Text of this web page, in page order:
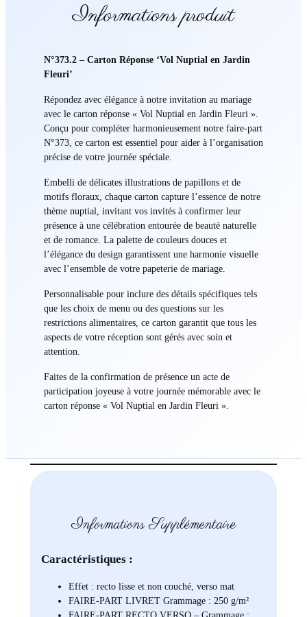
Informations produit
N°373.2 – Carton Réponse ‘Vol Nuptial en Jardin
Fleuri’
Répondez avec élégance à notre invitation au mariage
avec le carton réponse « Vol Nuptial en Jardin Fleuri ».
Conçu pour compléter harmonieusement notre faire-part
N°373, ce carton est essentiel pour aider à l’organisation
précise de votre journée spéciale.
Embelli de délicates illustrations de papillons et de
motifs floraux, chaque carton capture l’essence de notre
thème nuptial, invitant vos invités à confirmer leur
présence à une célébration entourée de beauté naturelle
et de romance. La palette de couleurs douces et
l’élégance du design garantissent une harmonie visuelle
avec l’ensemble de votre papeterie de mariage.
Personnalisable pour inclure des détails spécifiques tels
que les choix de menu ou des questions sur les
restrictions alimentaires, ce carton garantit que tous les
aspects de votre réception sont gérés avec soin et
attention.
Faites de la confirmation de présence un acte de
participation joyeuse à votre journée mémorable avec le
carton réponse « Vol Nuptial en Jardin Fleuri ».
Informations Supplémentaire
Caractéristiques :
Effet : recto lisse et non couché, verso mat
FAIRE-PART LIVRET Grammage : 250 g/m²
FAIRE-PART RECTO VERSO – Grammage :